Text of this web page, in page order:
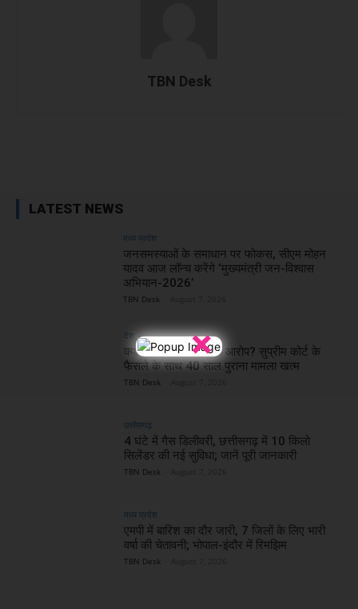
×
TBN Desk
LATEST NEWS
मध्य प्रदेश
जनसमस्याओं के समाधान पर फोकस, सीएम मोहन
यादव आज लॉन्च करेंगे ‘मुख्यमंत्री जन-विश्वास
अभियान-2026’
TBN Desk
देश
क्या थे बोफोर्स घोटाले के आरोप? सुप्रीम कोर्ट के
फैसले के साथ 40 साल पुराना मामला खत्म
TBN Desk
छत्तीसगढ़
4 घंटे में गैस डिलीवरी, छत्तीसगढ़ में 10 किलो
सिलेंडर की नई सुविधा; जानें पूरी जानकारी
TBN Desk
मध्य प्रदेश
एमपी में बारिश का दौर जारी, 7 जिलों के लिए भारी
वर्षा की चेतावनी; भोपाल-इंदौर में रिमझिम
TBN Desk